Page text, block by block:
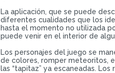
La aplicación, que se puede
diferentes cualidades que los
hasta el momento no utilizada
puede venir en el interior de
Los personajes del juego se
de colores, romper meteoritos,
las “tapitaz” ya escaneadas.